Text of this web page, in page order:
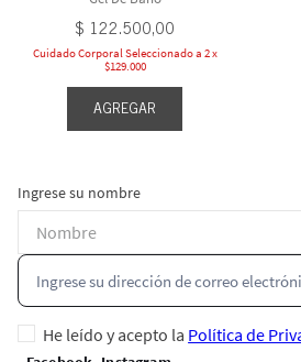
$ 122.500,00
Cuidado Corporal Seleccionado a 2 x
$129.000
AGREGAR
Ingrese su nombre
He leído y acepto la Política de